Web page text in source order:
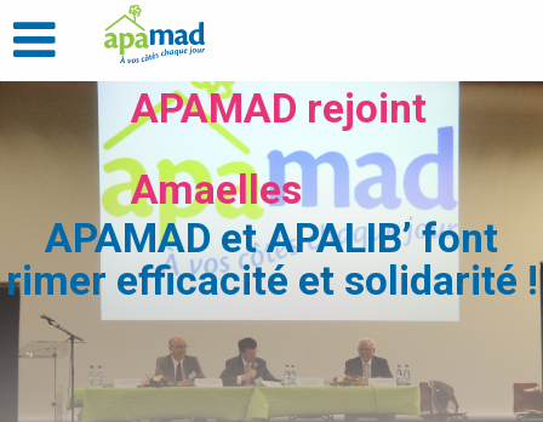
APAMAD rejoint
Amaelles
APAMAD et APALIB’ font
rimer efficacité et solidarité !